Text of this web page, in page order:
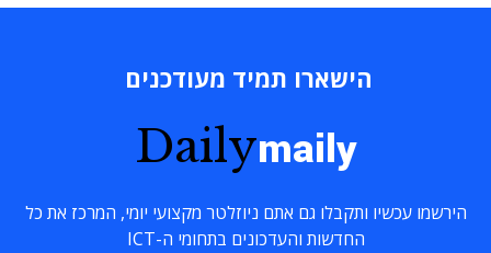
הישארו תמיד מעודכנים
Dailymaily
הירשמו עכשיו ותקבלו גם אתם ניוזלטר מקצועי יומי, המרכז את כל
החדשות והעדכונים בתחומי ה-ICT